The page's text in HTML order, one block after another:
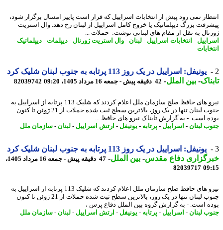
نمی رود پیش از انتخابات اسراییل که قرار است پاییز امسال برگزار شود،
بزرگ دیپلماتیک یا خروج کامل اسراییل از لبنان رخ دهد. وال استریت
به نقل از مقام های لبنانی نوشت: حملات ...
-انتخابات اسراییل -لبنان-وال استریت ژورنال-دیپلمات-دیپلماتیک-
یونیفل: اسراییل در یک روز 113 پرتابه به جنوب لبنان شلیک کرد
-بین الملل-42 دقیقه پیش - جمعه 16 مرداد 1405، 09:20 82039742
نیرو های حافظ صلح سازمان ملل اعلام کردند که شلیک 113 پرتابه از اسراییل به
جنوب لبنان تنها در یک روز، بالاترین سطح ثبت شده حملات از 21 ژوئن تا کنون
است. - به گزارش تابناک نیرو های حافظ ...
لبنان-اسراییل -پرتابه-یونیفل-ارتش اسراییل -لبنان-سازمان ملل
یونیفل: اسراییل در یک روز 113 پرتابه به جنوب لبنان شلیک کرد
دفاع مقدس-بین الملل-
47 دقیقه پیش - جمعه 16 مرداد 1405،
82039717
نیرو های حافظ صلح سازمان ملل اعلام کردند که شلیک 113 پرتابه از اسراییل به
جنوب لبنان تنها در یک روز، بالاترین سطح ثبت شده حملات از 21 ژوئن تا کنون
است. - به گزارش گروه بین الملل دفاع پرس ،
لبنان-اسراییل -پرتابه-یونیفل-ارتش اسراییل -لبنان-سازمان ملل